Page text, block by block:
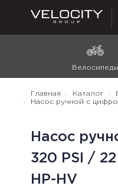
Велосипеды
Главная Каталог
Насос ручной с
Насос
320 PSI /
HP-HV